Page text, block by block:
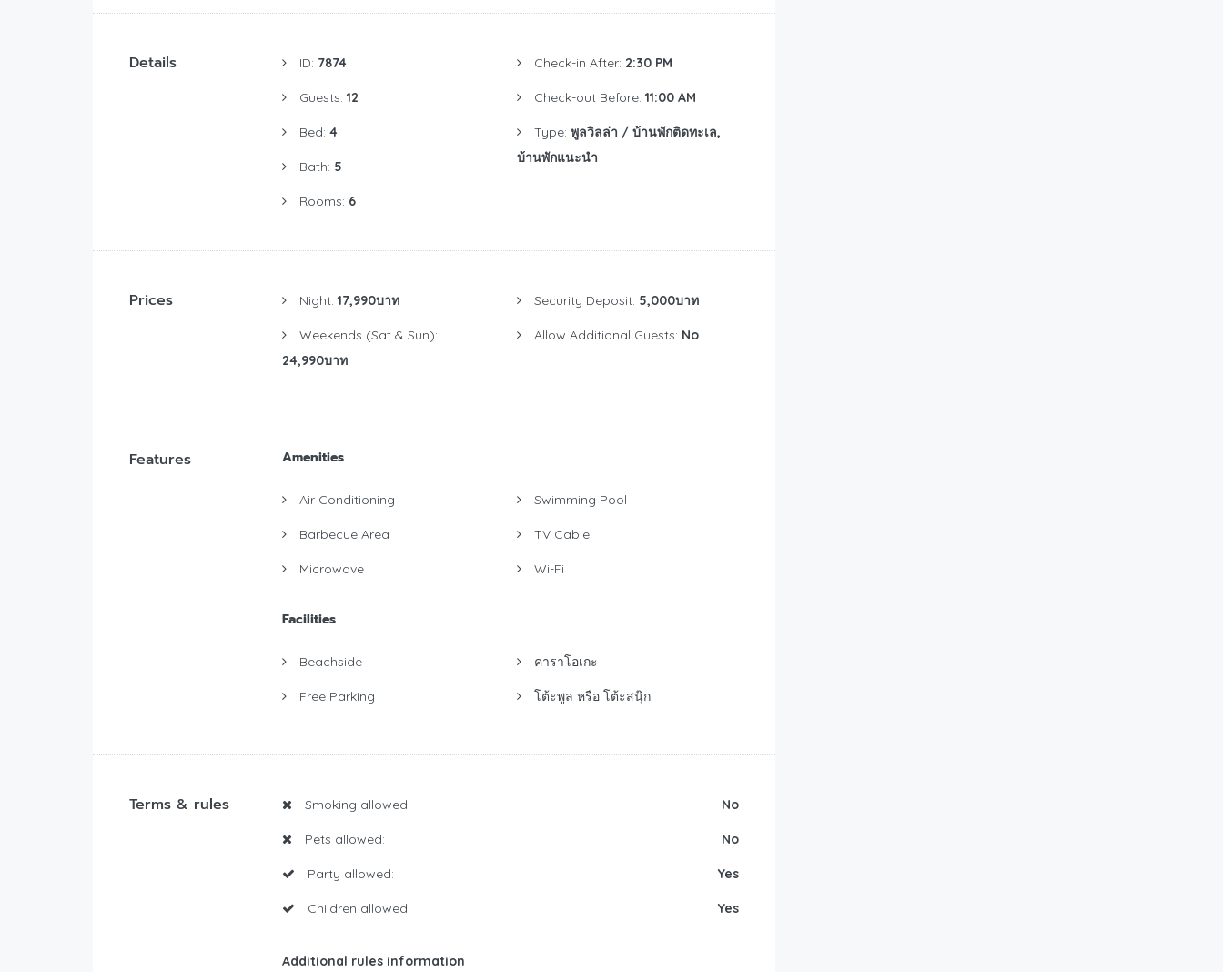
Details ID: 7874
Guests: 12
Bed: 4
Bath: 5
Rooms: 6
Check-in After: 2:30 PM
Check-out Before: 11:00 AM
Type: พูลวิลล่า / บ้านพักติดทะเล,
บ้านพักแนะนำ
Prices Night: 17,990บาท
Weekends (Sat & Sun):
24,990บาท
Security Deposit: 5,000บาท
Allow Additional Guests: No
Features Amenities
Air Conditioning
Barbecue Area
Microwave
Swimming Pool
TV Cable
Wi-Fi
Facilities
Beachside
Free Parking
คาราโอเกะ
โต้ะพูล หรือ โต้ะสนุ๊ก
Terms & rules Smoking allowed: No
Pets allowed: No
Party allowed: Yes
Children allowed: Yes
Additional rules information